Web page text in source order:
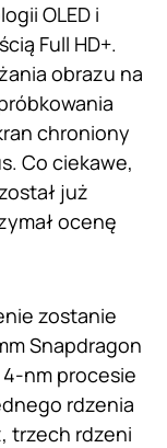
OLED i
Full HD+.
obrazu na
chroniony
Co ciekawe,
już
ocenę
zostanie
Snapdragon
nm procesie
rdzenia
trzech rdzeni